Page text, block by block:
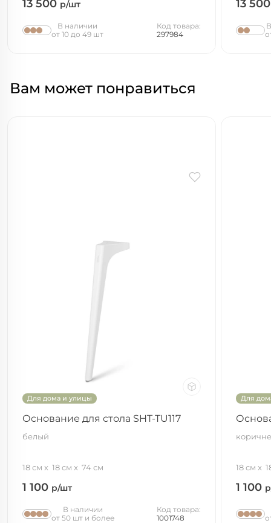
13 500 р/шт
В наличии
от 10 до 49 шт
Код товара:
297984
13
Вам может понравиться
Для дома и улицы
Основание для стола SHT-TU117
белый
18 см 18 см 74 см
1 100 р/шт
В наличии
от 50 шт и более
Код товара:
1001748
Для
18 см
1 100